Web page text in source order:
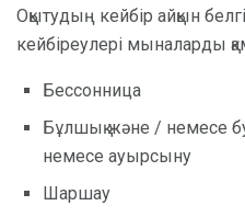
Оқытудың кейбір айқын
кейбіреулері мыналарды
Бессонница
Бұлшық және / немесе
немесе ауырсыну
Шаршау